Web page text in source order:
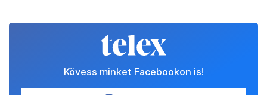
Kövess minket Facebookon is!